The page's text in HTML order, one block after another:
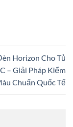
Horizon Cho Tủ
– Giải Pháp Kiểm
Chuẩn Quốc Tế